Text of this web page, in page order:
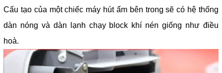
Cấu tạo của một chiếc máy hút ẩm bên trong sẽ có hệ thống
dàn nóng và dàn lạnh chạy block khí nén giống như điều
hoà.